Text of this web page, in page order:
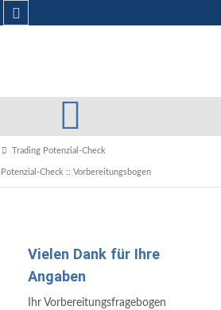
Trading Potenzial-Check
Check :: Vorbereitungsbogen
Vielen Dank für Ihre
Angaben
Ihr Vorbereitungsfragebogen